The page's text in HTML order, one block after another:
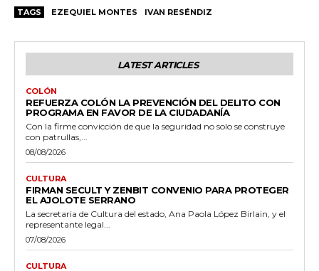
TAGS EZEQUIEL MONTES IVAN RESÉNDIZ
LATEST ARTICLES
COLÓN
REFUERZA COLÓN LA PREVENCIÓN DEL DELITO CON
PROGRAMA EN FAVOR DE LA CIUDADANÍA
Con la firme convicción de que la seguridad no solo se construye
con patrullas,...
08/08/2026
CULTURA
FIRMAN SECULT Y ZENBIT CONVENIO PARA PROTEGER
EL AJOLOTE SERRANO
La secretaria de Cultura del estado, Ana Paola López Birlain, y el
representante legal...
07/08/2026
CULTURA